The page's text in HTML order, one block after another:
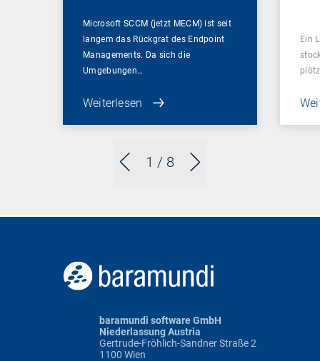
1 / 8
Microsoft SCCM (jetzt MECM) ist seit
langem das Rückgrat des Endpoint
Managements. Da sich die
Umgebungen…
Weiterlesen
Ein
baramundi software GmbH
Niederlassung Austria
Gertrude-Fröhlich-Sandner Straße 2
1100 Wien